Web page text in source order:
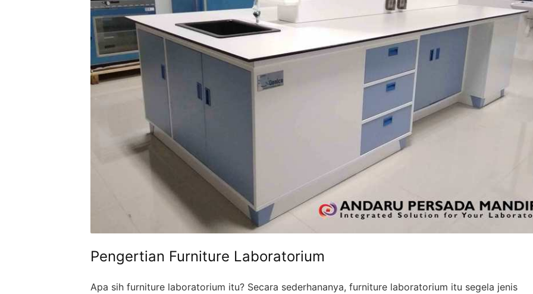
Pengertian Furniture Laboratorium
Apa sih furniture laboratorium itu? Secara sederhananya, furniture laboratorium itu segela jenis